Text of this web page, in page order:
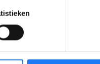
graag terug, wat